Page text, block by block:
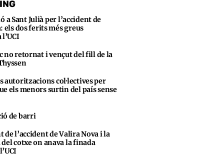
a Sant Julià per l’accident de
els dos ferits més greus
no retornat i vençut del fill de la
autoritzacions col·lectives per
els menors surtin del país sense
de barri
de l’accident de Valira Nova i la
cotxe on anava la finada